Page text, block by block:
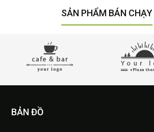
SẢN PHẨM BÁN CHẠY
BẢN ĐỒ